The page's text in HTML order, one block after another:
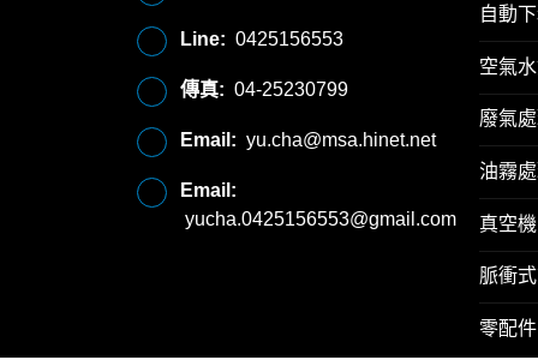
Line: 0425156553
傳真: 04-25230799
Email: yu.cha@msa.hinet.net
Email:
yucha.0425156553@gmail.com
自動
空氣
廢氣
油霧
真空機
脈衝
零配件